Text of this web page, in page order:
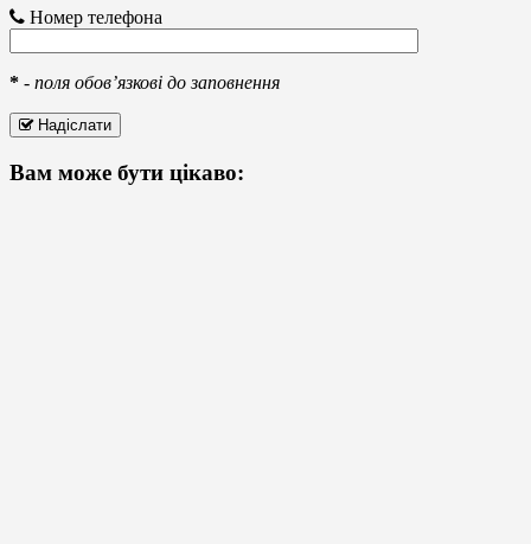
Номер телефона
* - поля обов’язкові до заповнення
Надіслати
Вам може бути цікаво: